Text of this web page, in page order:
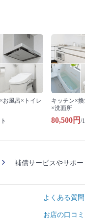
お風呂×トイレ
キッチン×
×洗面所
80,500円 /
補償サービスやサポ
よくある質問
お店の口コ